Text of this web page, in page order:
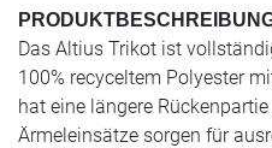
Das Altius Trikot ist
100% recyceltem Polyester
hat eine längere
Ärmeleinsätze sorgen für